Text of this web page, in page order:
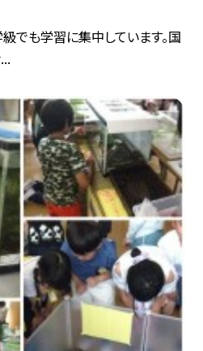
でも学習に集中しています。国